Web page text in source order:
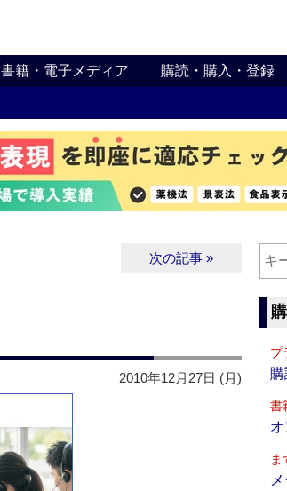
書籍・電子メディア 購読・購入・登録
次の記事 »
2010年12月27日 (月)
プ
購
書